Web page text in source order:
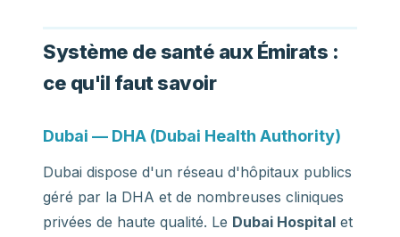
Système de santé aux Émirats :
ce qu'il faut savoir
Dubai — DHA (Dubai Health Authority)
Dubai dispose d'un réseau d'hôpitaux publics
géré par la DHA et de nombreuses cliniques
privées de haute qualité. Le Dubai Hospital et